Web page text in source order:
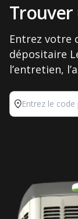
Trouver
Entrez votre
dépositaire
l’entretien,
Entrez le code